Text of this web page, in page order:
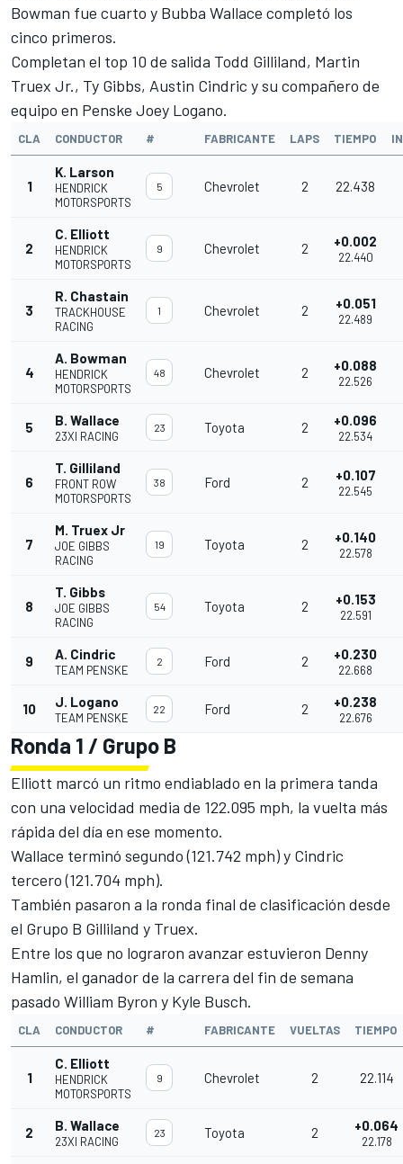
Bowman fue cuarto y Bubba Wallace completó los
cinco primeros.
Completan el top 10 de salida Todd Gilliland, Martin
Truex Jr., Ty Gibbs, Austin Cindric y su compañero de
equipo en Penske Joey Logano.
CLA CONDUCTOR # FABRICANTE LAPS TIEMPO
1
K. Larson
HENDRICK
MOTORSPORTS
5 Chevrolet 2 22.438
2
C. Elliott
HENDRICK
MOTORSPORTS
9 Chevrolet 2 +0.002
22.440
3
R. Chastain
TRACKHOUSE
RACING
1 Chevrolet 2 +0.051
22.489
4
A. Bowman
HENDRICK
MOTORSPORTS
48 Chevrolet 2 +0.088
22.526
5 B. Wallace
23XI RACING
23 Toyota 2 +0.096
22.534
6
T. Gilliland
FRONT ROW
MOTORSPORTS
38 Ford 2 +0.107
22.545
7
M. Truex Jr
JOE GIBBS
RACING
19 Toyota 2 +0.140
22.578
8
T. Gibbs
JOE GIBBS
RACING
54 Toyota 2 +0.153
22.591
9 A. Cindric
TEAM PENSKE
2 Ford 2 +0.230
22.668
10 J. Logano
TEAM PENSKE
22 Ford 2 +0.238
22.676
Ronda 1 / Grupo B
Elliott marcó un ritmo endiablado en la primera tanda
con una velocidad media de 122.095 mph, la vuelta más
rápida del día en ese momento.
Wallace terminó segundo (121.742 mph) y Cindric
tercero (121.704 mph).
También pasaron a la ronda final de clasificación desde
el Grupo B Gilliland y Truex.
Entre los que no lograron avanzar estuvieron Denny
Hamlin, el ganador de la carrera del fin de semana
pasado William Byron y Kyle Busch.
CLA CONDUCTOR # FABRICANTE VUELTAS TIEMPO
1
C. Elliott
HENDRICK
MOTORSPORTS
9 Chevrolet 2 22.114
2 B. Wallace
23XI RACING
23 Toyota 2 +0.064
22.178